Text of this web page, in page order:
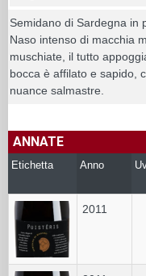
Semidano di Sardegna in
Naso intenso di macchia
muschiate, il tutto
bocca è affilato e sapido,
nuance salmastre.
ANNATE
Etichetta Anno
2011